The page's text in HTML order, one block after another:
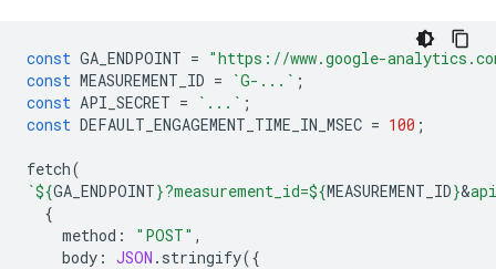
const GA_ENDPOINT = "https://www.google-
const MEASUREMENT_ID = `G-...` ;
const API_SECRET = `...` ;
const DEFAULT_ENGAGEMENT_TIME_IN_MSEC = 100 ;
fetch(
`${GA_ENDPOINT}?measurement_id=${MEASUREMENT_ID}&
{
method : "POST" ,
body : JSON . stringify({